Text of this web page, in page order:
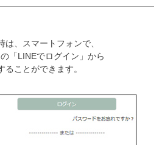
は、スマートフォンで、
「LINEでログイン」から
ることができます。